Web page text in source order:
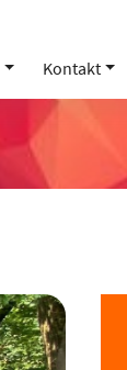
Kontakt